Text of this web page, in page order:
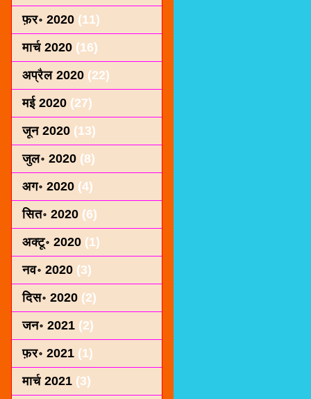
फ़र॰ 2020 (11)
मार्च 2020 (16)
अप्रैल 2020 (22)
मई 2020 (27)
जून 2020 (13)
जुल॰ 2020 (8)
अग॰ 2020 (4)
सित॰ 2020 (6)
अक्टू॰ 2020 (1)
नव॰ 2020 (3)
दिस॰ 2020 (2)
जन॰ 2021 (2)
फ़र॰ 2021 (1)
मार्च 2021 (3)